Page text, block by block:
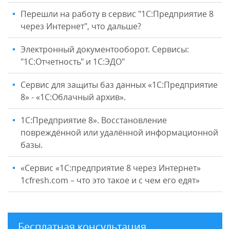
Перешли на работу в сервис "1С:Предприятие 8
через Интернет", что дальше?
Электронный документооборот. Сервисы:
"1С:Отчетность" и 1С:ЭДО"
Сервис для защиты баз данных «1С:Предприятие
8» - «1С:Облачный архив».
1С:Предприятие 8». Восстановление
повреждённой или удалённой информационной
базы.
«Сервис «1С:предприятие 8 через Интернет»
1cfresh.com – что это такое и с чем его едят»